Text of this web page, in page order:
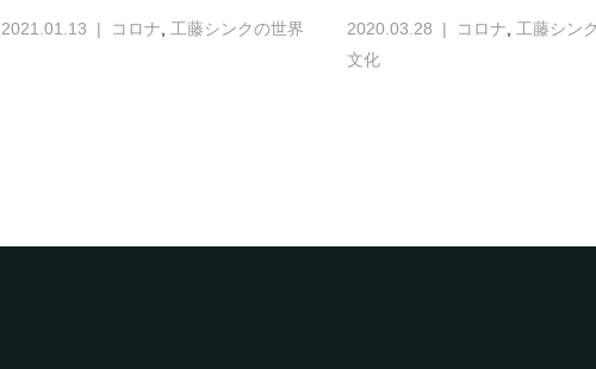
2021.01.13 コロナ 工藤シンクの世界 2020.03.28 コロナ
工藤シン
文化